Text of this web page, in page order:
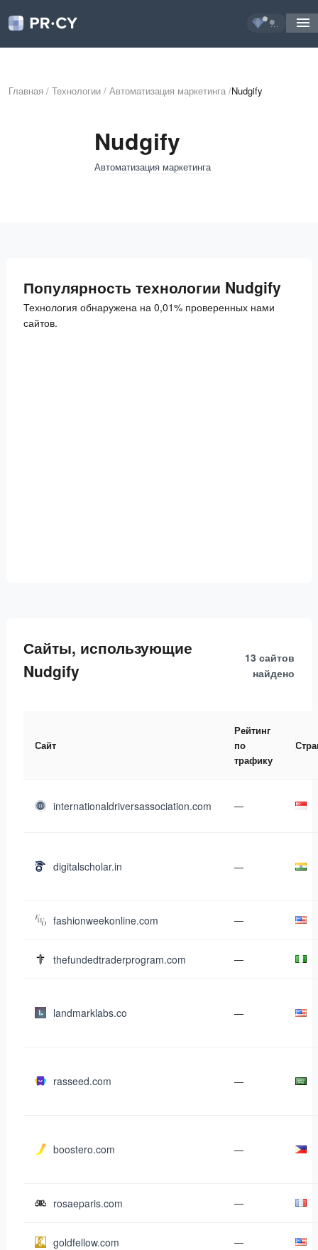
...
Главная / Технологии / Автоматизация маркетинга /Nudgify
Nudgify
Автоматизация маркетинга
Популярность технологии Nudgify
Технология обнаружена на 0,01% проверенных нами
сайтов.
Сайты, использующие
Nudgify
13 сайтов
найдено
Сайт
Рейтинг
по
трафику
internationaldriversassociation.com —
digitalscholar.in —
fashionweekonline.com —
thefundedtraderprogram.com —
landmarklabs.co —
rasseed.com —
boostero.com —
rosaeparis.com —
goldfellow.com —